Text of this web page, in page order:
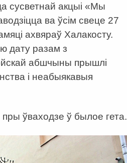
сусветнай акцыі «Мы
ва ўсім свеце 27
ахвяраў Халакосту.
дату разам з
абшчыны прышлі
і неабыякавыя
ўваходзе ў былое гета.